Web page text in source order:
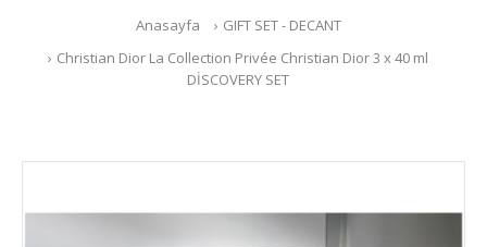
Anasayfa
GIFT SET - DECANT
Christian Dior La Collection Privée Christian Dior 3 x 40 ml
DİSCOVERY SET